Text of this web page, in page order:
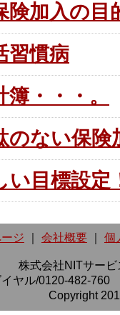
険加入の目
習慣病
簿・・・。
のない保険
い目標設定
ージ 会社概要 個
株式会社NITサー
イヤル/0120-482-
Copyright